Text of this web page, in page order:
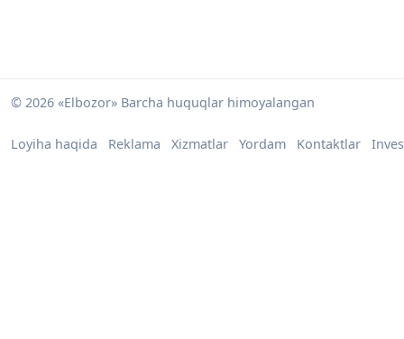
© 2026 «Elbozor» Barcha huquqlar himoyalangan
Loyiha haqida Reklama Xizmatlar Yordam Kontaktlar